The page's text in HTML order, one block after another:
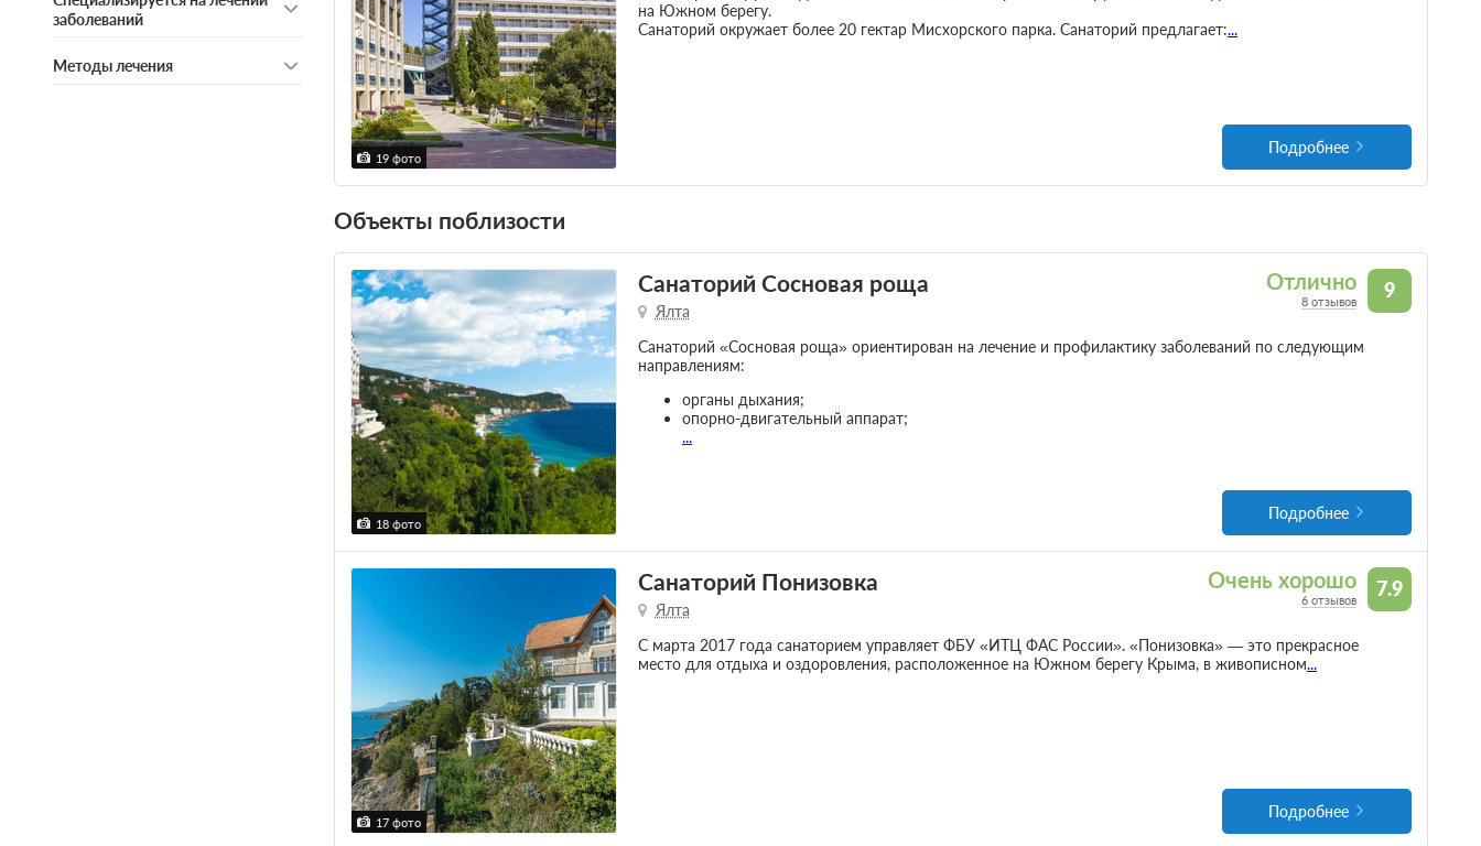
заболеваний
Методы лечения
19 фото
на Южном берегу.
Санаторий окружает более 20 гектар Мисхорского парка. Санаторий предлагает:...
Подробнее
Объекты поблизости
18 фото
9
Отлично
8 отзывов
Санаторий Сосновая роща
Ялта
Санаторий «Сосновая роща» ориентирован на лечение и профилактику заболеваний по следующим
направлениям:
органы дыхания;
опорно-двигательный аппарат;
...
Подробнее
17 фото
7.9
Очень хорошо
6 отзывов
Санаторий Понизовка
Ялта
С марта 2017 года санаторием управляет ФБУ «ИТЦ ФАС России». «Понизовка» — это прекрасное
место для отдыха и оздоровления, расположенное на Южном берегу Крыма, в живописном...
Подробнее